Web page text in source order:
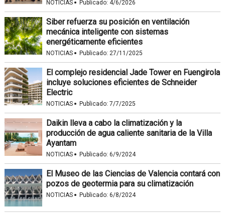
NOTICIAS Publicado: 4/6/2026
Siber refuerza su posición en ventilación
mecánica inteligente con sistemas
energéticamente eficientes
NOTICIAS · Publicado: 27/11/2025
El complejo residencial Jade Tower en Fuengirola
incluye soluciones eficientes de Schneider
Electric
NOTICIAS · Publicado: 7/7/2025
Daikin lleva a cabo la climatización y la
producción de agua caliente sanitaria de la Villa
Ayantam
NOTICIAS · Publicado: 6/9/2024
El Museo de las Ciencias de Valencia contará con
pozos de geotermia para su climatización
NOTICIAS · Publicado: 6/8/2024